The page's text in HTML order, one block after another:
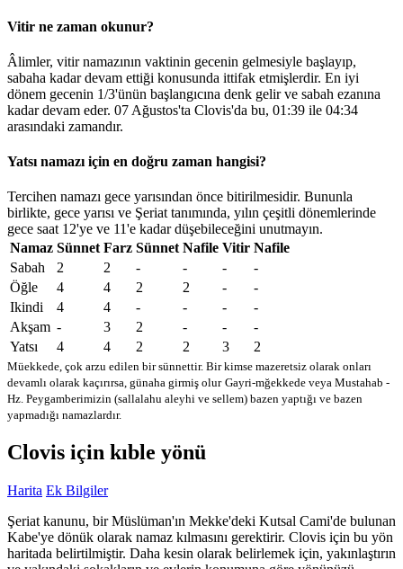
Vitir ne zaman okunur?
Âlimler, vitir namazının vaktinin gecenin gelmesiyle başlayıp,
sabaha kadar devam ettiği konusunda ittifak etmişlerdir. En iyi
dönem gecenin 1/3'ünün başlangıcına denk gelir ve sabah ezanına
kadar devam eder. 07 Ağustos'ta Clovis'da bu, 01:39 ile 04:34
arasındaki zamandır.
Yatsı namazı için en doğru zaman hangisi?
Tercihen namazı gece yarısından önce bitirilmesidir. Bununla
birlikte, gece yarısı ve Şeriat tanımında, yılın çeşitli dönemlerinde
gece saat 12'ye ve 11'e kadar düşebileceğini unutmayın.
Namaz Sünnet Farz Sünnet Nafile Vitir Nafile
Sabah
2 2 - - -
-
Öğle
4 4 2 2 -
-
Ikindi
4 4 - - -
-
Akşam - 3 2 - -
-
Yatsı
4 4 2 2 3 2
Müekkede, çok arzu edilen bir sünnettir. Bir kimse mazeretsiz olarak onları
devamlı olarak kaçırırsa, günaha girmiş olur Gayri-mğekkede veya Mustahab -
Hz. Peygamberimizin (sallalahu aleyhi ve sellem) bazen yaptığı ve bazen
yapmadığı namazlardır.
Clovis için kıble yönü
Harita Ek Bilgiler
Şeriat kanunu, bir Müslüman'ın Mekke'deki Kutsal Cami'de bulunan
Kabe'ye dönük olarak namaz kılmasını gerektirir. Clovis için bu yön
haritada belirtilmiştir. Daha kesin olarak belirlemek için, yakınlaştırın